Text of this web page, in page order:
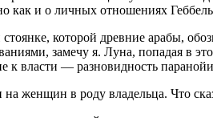
и о личных отношениях
которой древние арабы,
замечу я. Луна, попадая в
к власти — разновидность
женщин в роду владельца. Что